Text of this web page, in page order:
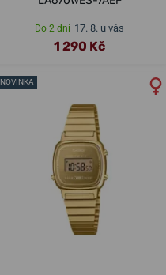
Do 2 dní 17. 8. u vás
1 290 Kč
NOVINKA